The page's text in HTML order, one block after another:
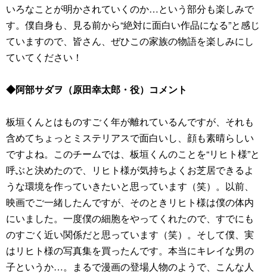
いろなことが明かされていくのか…という部分も楽しみで
す。僕自身も、見る前から“絶対に面白い作品になる”と感じ
ていますので、皆さん、ぜひこの家族の物語を楽しみにし
ていてください！
◆阿部サダヲ（原田幸太郎・役）コメント
板垣くんとはものすごく年が離れているんですが、それも
含めてちょっとミステリアスで面白いし、顔も素晴らしい
ですよね。このチームでは、板垣くんのことを“リヒト様”と
呼ぶと決めたので、リヒト様が気持ちよくお芝居できるよ
うな環境を作っていきたいと思っています（笑）。以前、
映画でご一緒したんですが、そのときリヒト様は僕の体内
にいました。一度僕の細胞をやってくれたので、すでにも
のすごく近い関係だと思っています（笑）。そして僕、実
はリヒト様の写真集を買ったんです。本当にキレイな男の
子というか…。まるで漫画の登場人物のようで、こんな人